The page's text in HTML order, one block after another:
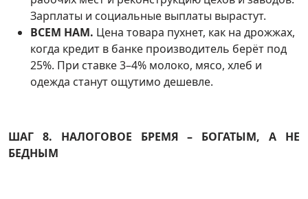
Зарплаты и социальные выплаты вырастут.
ВСЕМ НАМ. Цена товара пухнет, как на дрожжах,
когда кредит в банке производитель берёт под
25%. При ставке 3–4% молоко, мясо, хлеб и
одежда станут ощутимо дешевле.
ШАГ 8. НАЛОГОВОЕ БРЕМЯ – БОГАТЫМ, А НЕ
БЕДНЫМ